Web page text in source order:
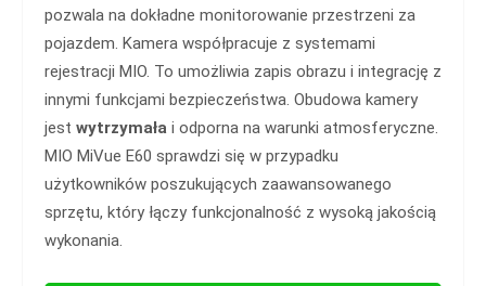
pozwala na dokładne monitorowanie przestrzeni za
pojazdem. Kamera współpracuje z systemami
rejestracji MIO. To umożliwia zapis obrazu i integrację z
innymi funkcjami bezpieczeństwa. Obudowa kamery
jest wytrzymała i odporna na warunki atmosferyczne.
MIO MiVue E60 sprawdzi się w przypadku
użytkowników poszukujących zaawansowanego
sprzętu, który łączy funkcjonalność z wysoką jakością
wykonania.